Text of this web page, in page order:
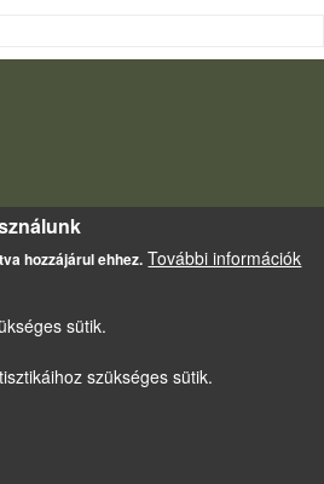
hozzájárul ehhez. További információk
sütik.
szükséges sütik.